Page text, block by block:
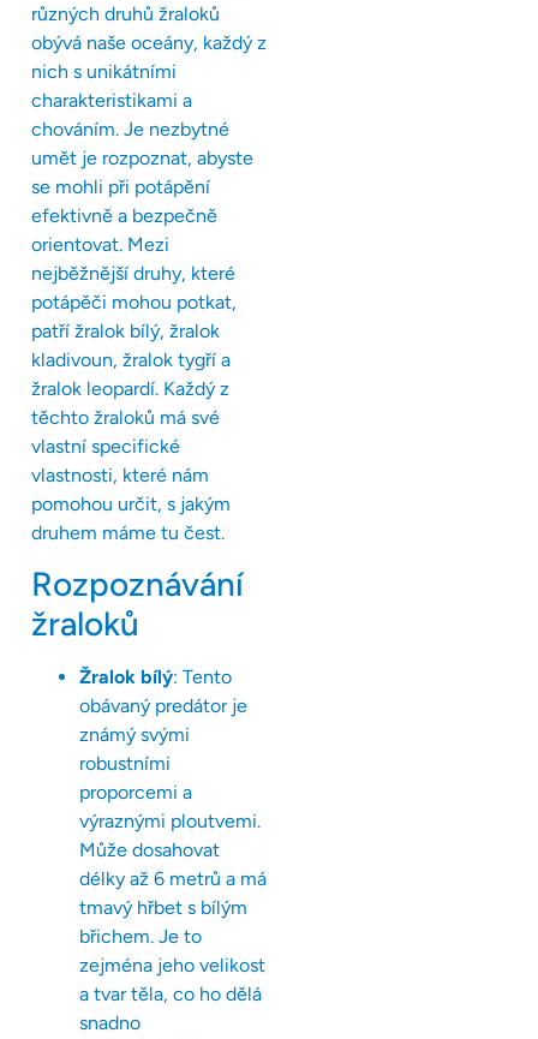
různých druhů žraloků
obývá naše oceány, každý z
nich s unikátními
charakteristikami a
chováním. Je nezbytné
umět je rozpoznat, abyste
se mohli při potápění
efektivně a bezpečně
orientovat. Mezi
nejběžnější druhy, které
potápěči mohou potkat,
patří žralok bílý, žralok
kladivoun, žralok tygří a
žralok leopardí. Každý z
těchto žraloků má své
vlastní specifické
vlastnosti, které nám
pomohou určit, s jakým
druhem máme tu čest.
Rozpoznávání
žraloků
Žralok bílý: Tento
obávaný predátor je
známý svými
robustními
proporcemi a
výraznými ploutvemi.
Může dosahovat
délky až 6 metrů a má
tmavý hřbet s bílým
břichem. Je to
zejména jeho velikost
a tvar těla, co ho dělá
snadno